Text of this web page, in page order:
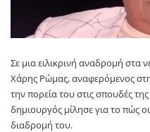
Σε μια ειλικρινή αναδρομή στα
Χάρης Ρώμας, αναφερόμενος
την πορεία του στις σπουδές
δημιουργός μίλησε για το πώς
διαδρομή του.